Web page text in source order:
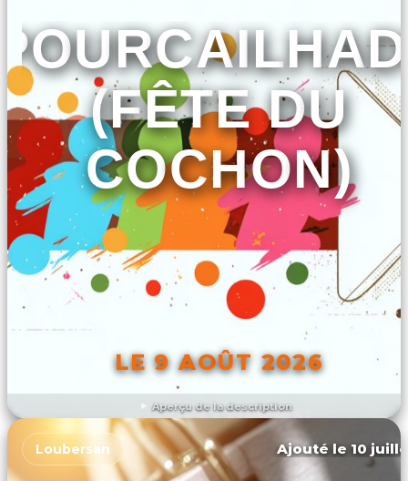
Aperçu de la description
(FÊTE DU
COCHON)
LE 9 AOÛT 2026
DÉCOUVRIR L'ÉVÉNEMENT
Loubersan Ajouté le 10